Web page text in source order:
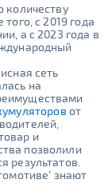
количеству
с 2019 года
а с 2023 года в
сеть
на
от
и
позволили
результатов.
знают